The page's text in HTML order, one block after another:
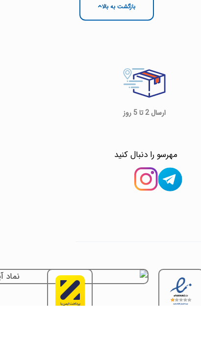
بازگشت به بالا
ارسال 2 تا 5 روز
مهرسو را دنبال کنید